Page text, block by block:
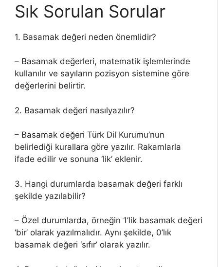
Sık Sorulan Sorular
1. Basamak değeri neden önemlidir?
– Basamak değerleri, matematik işlemlerinde
kullanılır ve sayıların pozisyon sistemine göre
değerlerini belirtir.
2. Basamak değeri nasılyazılır?
– Basamak değeri Türk Dil Kurumu’nun
belirlediği kurallara göre yazılır. Rakamlarla
ifade edilir ve sonuna ‘lik’ eklenir.
3. Hangi durumlarda basamak değeri farklı
şekilde yazılabilir?
– Özel durumlarda, örneğin 1’lik basamak değeri
‘bir’ olarak yazılmalıdır. Aynı şekilde, 0’lık
basamak değeri ‘sıfır’ olarak yazılır.